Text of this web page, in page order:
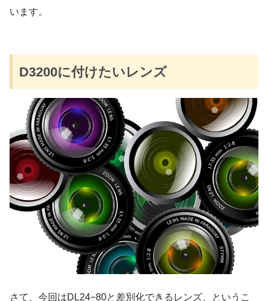
います。
D3200に付けたいレンズ
さて、今回はDL24−80と差別化できるレンズ、というこ